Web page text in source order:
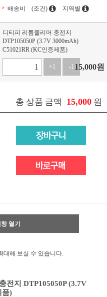
배송비
(조건) 지역별
디티피 리튬폴리머 충전지
DTP105050P (3.7V 3000mAh)
C51021RR (KC인증제품)
+1 -1 15,000원
총 상품 금액 15,000 원
열기
대해 보실 수 있습니다.
전지 DTP105050P (3.7V
품)